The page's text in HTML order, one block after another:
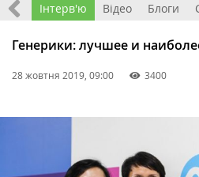
Інтерв'ю Відео Блоги
Генерики: лучшее и
28 жовтня 2019, 09:00 3400